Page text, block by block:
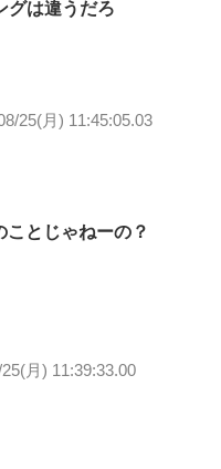
は違うだろ
25(月) 11:45:05.03
とじゃねーの？
月) 11:39:33.00